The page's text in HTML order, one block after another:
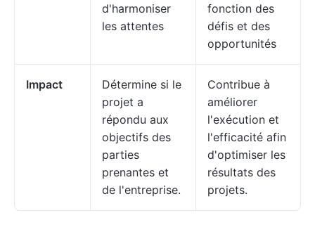
d'harmoniser
les attentes
fonction des
défis et des
opportunités
Impact
Détermine si le
projet a
répondu aux
objectifs des
parties
prenantes et
de l'entreprise.
Contribue à
améliorer
l'exécution et
l'efficacité afin
d'optimiser les
résultats des
projets.